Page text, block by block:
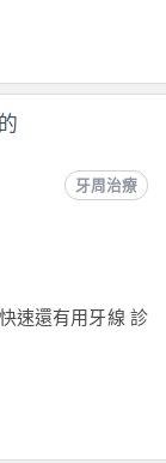
牙周治療
速還有用牙線 診